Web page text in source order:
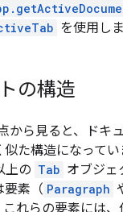
を使用しま
の構造
から見ると、ドキ
た構造になって
上の Tab オブジェ
要素（ Paragraph
れらの要素には